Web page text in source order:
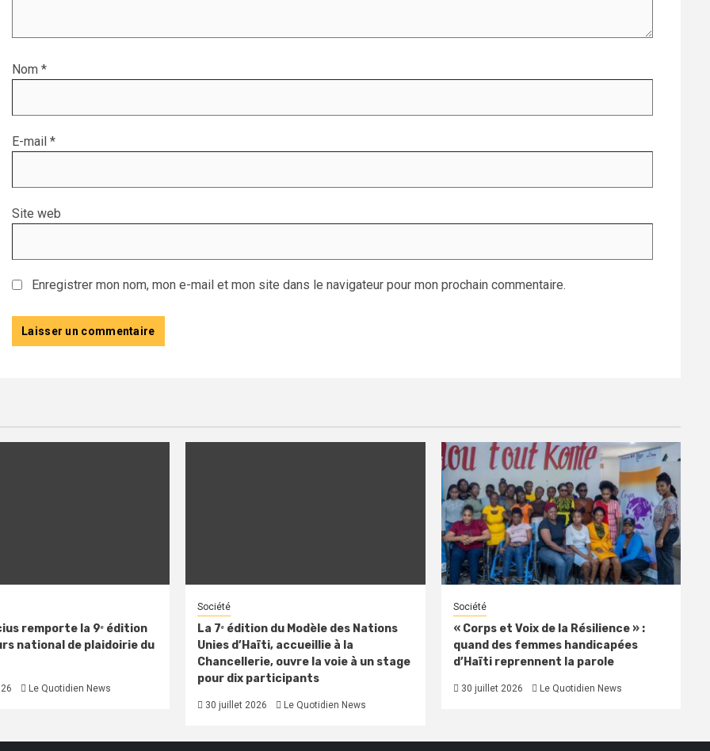
Nom *
E-mail *
Site web
Enregistrer mon nom, mon e-mail et mon site dans le navigateur pour mon prochain commentaire.
remporte la 9ᵉ édition
national de plaidoirie du
Le Quotidien News
Société
La 7ᵉ édition du Modèle des Nations
Unies d’Haïti, accueillie à la
Chancellerie, ouvre la voie à un stage
pour dix participants
30 juillet 2026 Le Quotidien News
Société
« Corps et Voix de la Résilience » :
quand des femmes handicapées
d’Haïti reprennent la parole
30 juillet 2026 Le Quotidien News